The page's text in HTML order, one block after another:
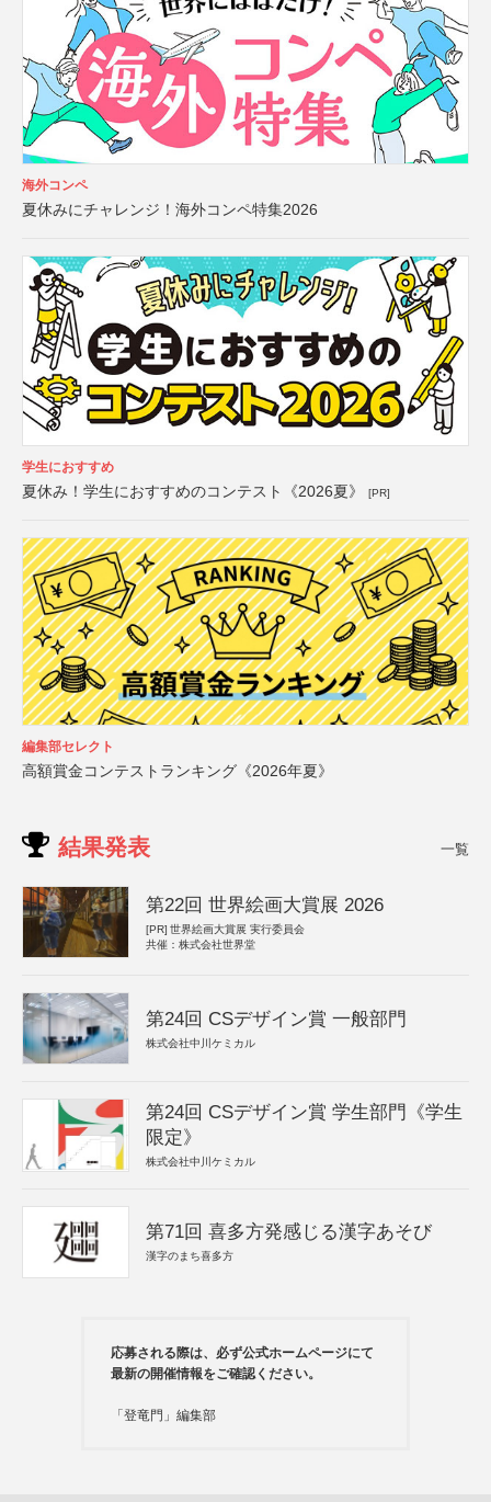
海外コンペ
夏休みにチャレンジ！海外コンペ特集2026
学生におすすめ
夏休み！学生におすすめのコンテスト《2026夏》 [PR]
編集部セレクト
高額賞金コンテストランキング《2026年夏》
結果発表 一覧
第22回 世界絵画大賞展 2026
[PR] 世界絵画大賞展 実行委員会
共催：株式会社世界堂
第24回 CSデザイン賞 一般部門
株式会社中川ケミカル
第24回 CSデザイン賞 学生部門《学生
限定》
株式会社中川ケミカル
第71回 喜多方発感じる漢字あそび
漢字のまち喜多方
応募される際は、必ず公式ホームページにて
最新の開催情報をご確認ください。
「登竜門」編集部